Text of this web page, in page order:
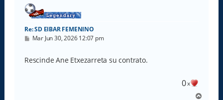
Re: SD EIBAR FEMENINO
M
s
a
Mar Jun 30, 2026 12:07 pm
Rescinde Ane Etxezarreta su contrato.
0x